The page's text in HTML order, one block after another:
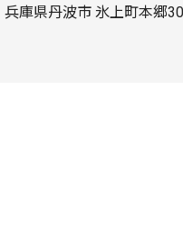
兵庫県丹波市 氷上町本郷